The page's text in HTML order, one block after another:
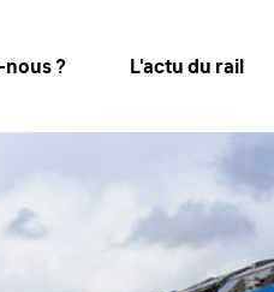
? L'actu du rail